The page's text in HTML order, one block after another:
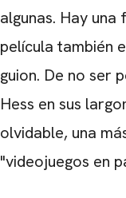
algunas. Hay
película también
guion. De no ser
Hess en sus
olvidable, una
"videojuegos en